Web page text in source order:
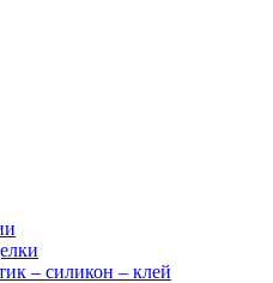
– силикон – клей